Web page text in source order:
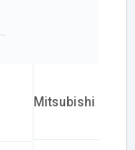
Mitsubishi